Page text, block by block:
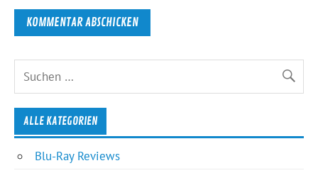
ALLE KATEGORIEN
Blu-Ray Reviews